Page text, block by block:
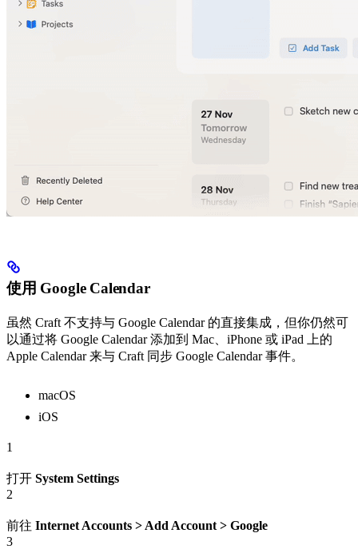
使用 Google Calendar
虽然 Craft 不支持与 Google Calendar 的直接集成，但你仍然可
以通过将 Google Calendar 添加到 Mac、iPhone 或 iPad 上的
Apple Calendar 来与 Craft 同步 Google Calendar 事件。
macOS
iOS
1
打开 System Settings
2
前往 Internet Accounts > Add Account > Google
3